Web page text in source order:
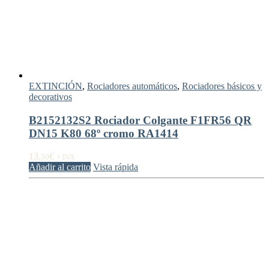
EXTINCIÓN, Rociadores automáticos, Rociadores básicos y
decorativos
B2152132S2 Rociador Colgante F1FR56 QR
DN15 K80 68º cromo RA1414
13,50€ + IVA
Añadir al carrito Vista rápida